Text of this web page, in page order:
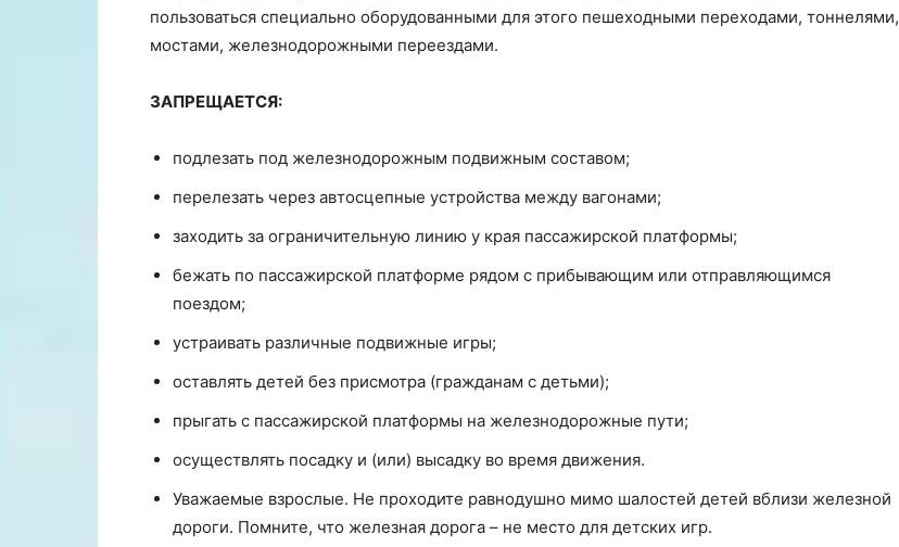
пользоваться специально оборудованными для этого пешеходными переходами, тоннелями,
мостами, железнодорожными переездами.
ЗАПРЕЩАЕТСЯ:
подлезать под железнодорожным подвижным составом;
перелезать через автосцепные устройства между вагонами;
заходить за ограничительную линию у края пассажирской платформы;
бежать по пассажирской платформе рядом с прибывающим или отправляющимся
поездом;
устраивать различные подвижные игры;
оставлять детей без присмотра (гражданам с детьми);
прыгать с пассажирской платформы на железнодорожные пути;
осуществлять посадку и (или) высадку во время движения.
Уважаемые взрослые. Не проходите равнодушно мимо шалостей детей вблизи железной
дороги. Помните, что железная дорога – не место для детских игр.